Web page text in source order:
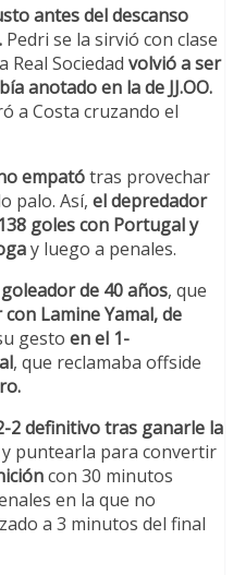
antes del descanso
Pedri se la sirvió con clase
Real Sociedad volvió a ser
anotado en la de JJ.OO.
a Costa cruzando el
empatótras provechar
palo. Así, el depredador
goles con Portugal y
y luego a penales.
de 40 años, que
Lamine Yamal, de
gesto en el 1-
, que reclamaba offside
2 definitivo tras ganarle la
y puntearla para convertir
con 30 minutos
en la que no
a 3 minutos del final